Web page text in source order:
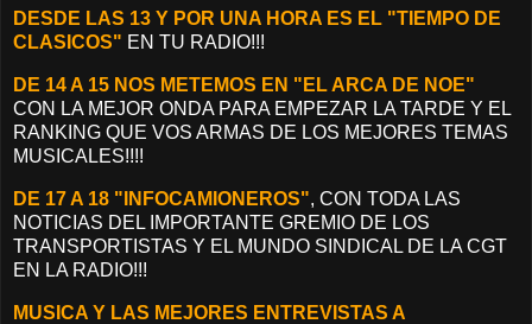
DESDE LAS 13 Y POR UNA HORA ES EL "TIEMPO DE
CLASICOS" EN TU RADIO!!!
DE 14 A 15 NOS METEMOS EN "EL ARCA DE NOE"
CON LA MEJOR ONDA PARA EMPEZAR LA TARDE Y EL
RANKING QUE VOS ARMAS DE LOS MEJORES TEMAS
MUSICALES!!!!
DE 17 A 18 "INFOCAMIONEROS", CON TODA LAS
NOTICIAS DEL IMPORTANTE GREMIO DE LOS
TRANSPORTISTAS Y EL MUNDO SINDICAL DE LA CGT
EN LA RADIO!!!
MUSICA Y LAS MEJORES ENTREVISTAS A